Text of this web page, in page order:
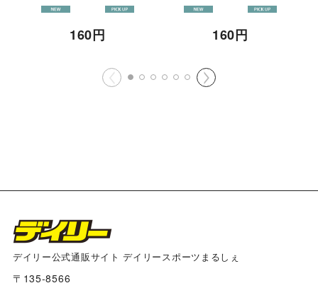
160円 160円
デイリー公式通販サイト デイリースポーツまるしぇ
〒135-8566